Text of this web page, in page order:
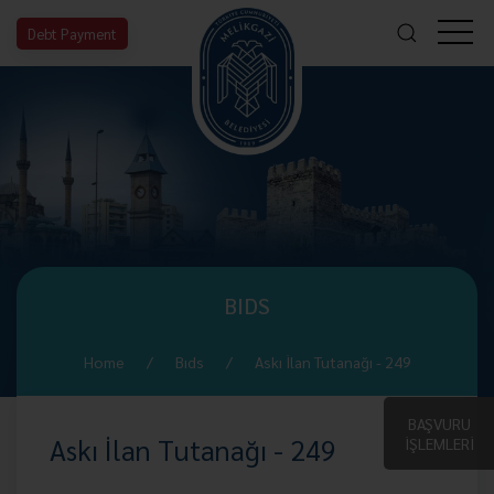
Debt Payment
BAŞVURU
İŞLEMLERİ
BIDS
Home Bıds Askı İlan Tutanağı - 249
Askı İlan Tutanağı - 249